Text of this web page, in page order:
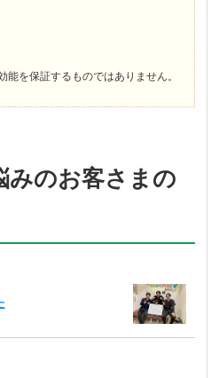
を保証するものではありません。
みのお客さまの